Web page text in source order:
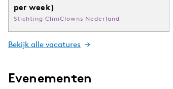
per week)
Stichting CliniClowns Nederland
Bekijk alle vacatures
Evenementen